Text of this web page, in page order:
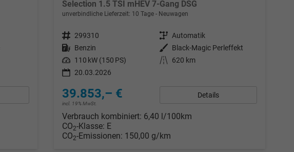
Selection 1.5 TSI mHEV 7-Gang DSG
unverbindliche Lieferzeit: 10 Tage Neuwagen
Fahrzeugnr. 299310 Getriebe Automatik
Kraftstoff Benzin Außenfarbe
Black-Magic Perleffekt
Leistung 110 kW (150 PS) Kilometerstand
620 km
20.03.2026
39.853,– €
incl. 19% MwSt.
Details
Verbrauch kombiniert: 6,40 l/100km
CO2-Klasse: E
CO2-Emissionen: 150,00 g/km